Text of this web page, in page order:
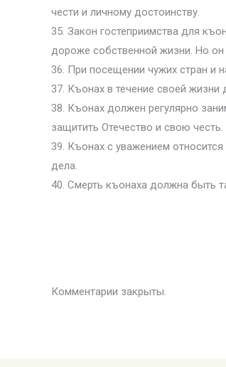
чести и личному достоинству.
35. Закон гостеприимства для
дороже собственной жизни. Но он
36. При посещении чужих стран и
37. Къонах в течение своей
38. Къонах должен регулярно
защитить Отечество и свою честь.
39. Къонах с уважением
дела.
40. Смерть къонаха должна быть
Комментарии закрыты.